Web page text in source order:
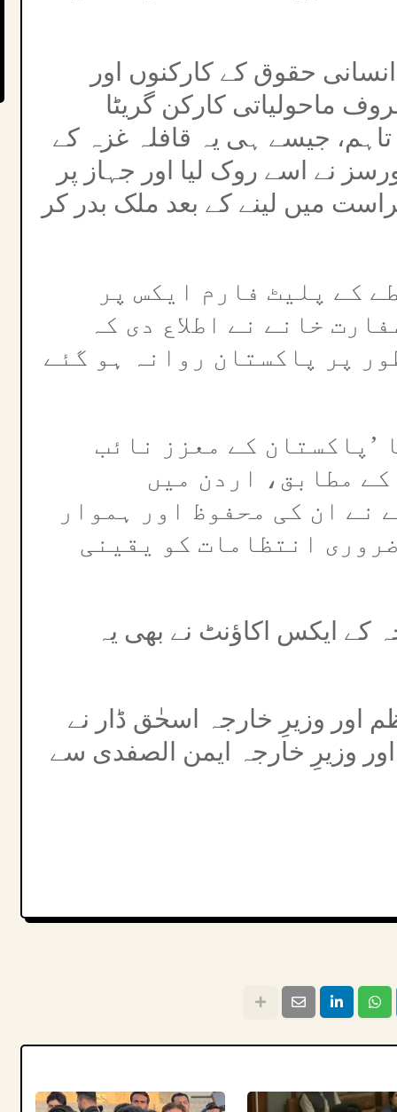
حقوق کے کارکنوں اور
ماحولیاتی کارکن گریٹا
تاہم، جیسے ہی یہ قافلہ غزہ کے
نے اسے روک لیا اور جہاز پر
میں لینے کے بعد ملک بدر کر
کے پلیٹ فارم ایکس پر
خانے نے اطلاع دی کہ
پر پاکستان روانہ ہو گئے
’پاکستان کے معزز نائب
مطابق، اردن میں
نے ان کی محفوظ اور ہموار
انتظامات کو یقینی
کے ایکس اکاؤنٹ نے بھی یہ
اور وزیرِ خارجہ اسحٰق ڈار نے
وزیرِ خارجہ ایمن الصفدی سے